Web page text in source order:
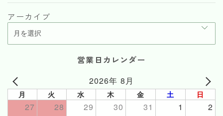
アーカイブ
営業日カレンダー
2026年 8月
月 火 水 木 金 土 日
27 28 29 30 31 1 2